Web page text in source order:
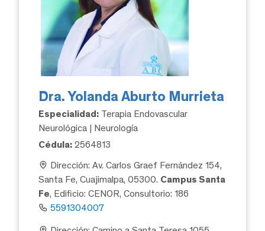
Dra. Yolanda Aburto Murrieta
Especialidad: Terapia Endovascular
Neurológica | Neurología
Cédula: 2564813
Dirección: Av. Carlos Graef Fernández 154,
Santa Fe, Cuajimalpa, 05300. Campus Santa
Fe, Edificio: CENOR, Consultorio: 186
5591304007